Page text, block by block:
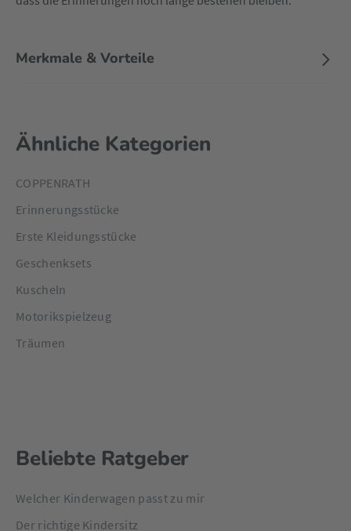
Merkmale & Vorteile
Ähnliche Kategorien
COPPENRATH
Erinnerungsstücke
Erste Kleidungsstücke
Geschenksets
Kuscheln
Motorikspielzeug
Träumen
Beliebte Ratgeber
Welcher Kinderwagen passt zu mir
Der richtige Kindersitz